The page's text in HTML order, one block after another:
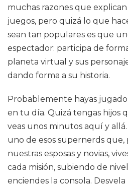
muchas razones que
juegos, pero quizá lo que
sean tan populares es que
espectador: participa de
planeta virtual y sus
dando forma a su historia.
Probablemente hayas
en tu día. Quizá tengas hijos
veas unos minutos aquí y
uno de esos supernerds que,
nuestras esposas y novias,
cada misión, subiendo de
enciendes la consola.